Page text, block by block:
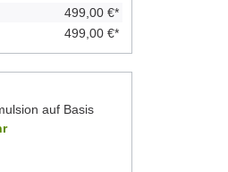
499,00 €*
499,00 €*
auf Basis